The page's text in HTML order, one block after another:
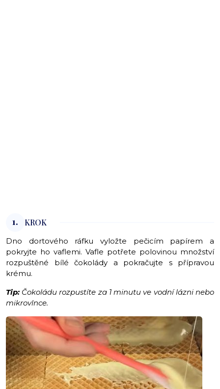
1. KROK
Dno dortového ráfku vyložte pečicím papírem a
pokryjte ho vaflemi. Vafle potřete polovinou množství
rozpuštěné bílé čokolády a pokračujte s přípravou
krému.
Tip: Čokoládu rozpustíte za 1 minutu ve vodní lázni nebo
mikrovlnce.